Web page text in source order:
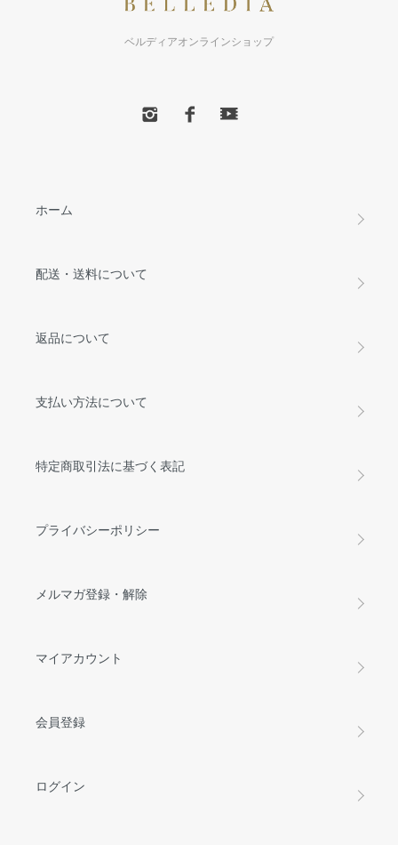
ベルディアオンラインショップ
ホーム
配送・送料について
返品について
支払い方法について
特定商取引法に基づく表記
プライバシーポリシー
メルマガ登録・解除
マイアカウント
会員登録
ログイン